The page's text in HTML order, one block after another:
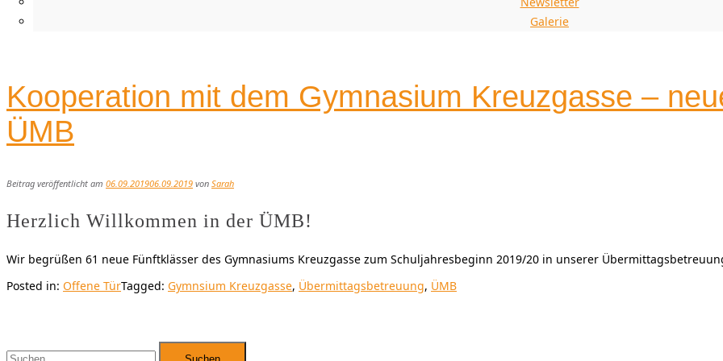
Galerie
Kooperation mit dem Gymnasium Kreuzgasse –
ÜMB
Beitrag veröffentlicht am 06.09.201906.09.2019 von Sarah
Herzlich Willkommen in der ÜMB!
Wir begrüßen 61 neue Fünftklässer des Gymnasiums Kreuzgasse zum Schuljahresbeginn 2019/20 in unserer
Posted in: Offene TürTagged: Gymnsium Kreuzgasse, Übermittagsbetreuung, ÜMB
Suchen